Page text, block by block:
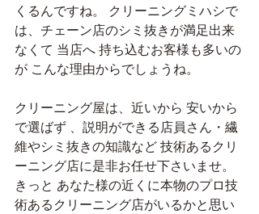
くるんですね。 クリーニングミハシで
は、チェーン店のシミ抜きが満足出来
なくて 当店へ 持ち込むお客様も多いの
が こんな理由からでしょうね。
クリーニング屋は、近いから 安いから
で選ばず 、説明ができる店員さん・繊
維やシミ抜きの知識など 技術あるクリ
ーニング店に是非お任せ下さいませ。
きっと あなた様の近くに本物のプロ技
術あるクリーニング店がいるかと思い